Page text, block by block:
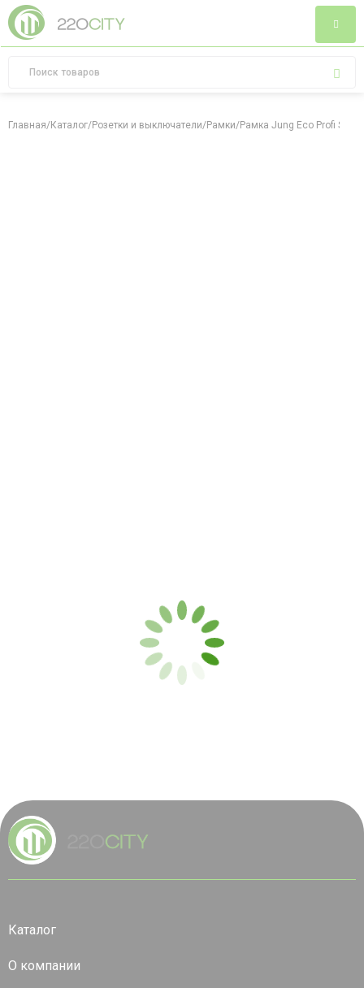
Главная/Каталог/Розетки и выключатели/Рамки/Рамка Jung Eco Profi
Каталог
О компании